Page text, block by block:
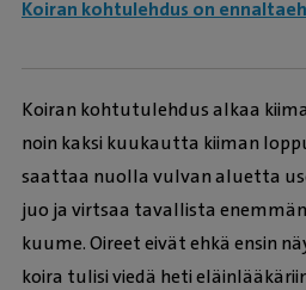
Koiran kohtulehdus on
Koiran kohtutulehdus alkaa
noin kaksi kuukautta kiiman
saattaa nuolla vulvan aluetta
juo ja virtsaa tavallista
kuume. Oireet eivät ehkä ensin
koira tulisi viedä heti